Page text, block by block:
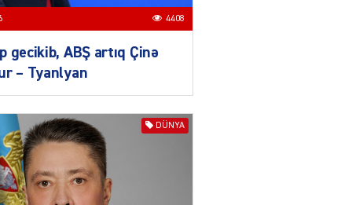
04.08.2026 4402
80 manatlıq Prezident
təqaüdü ilə bağlı VACİB
AÇIQLAMA
04.08.2026 4400
Cəza çəkən şəxs məhkum
yoldaşını buna görə
4408
gecikib, ABŞ artıq Çinə
– Tyanlyan
DÜNYA